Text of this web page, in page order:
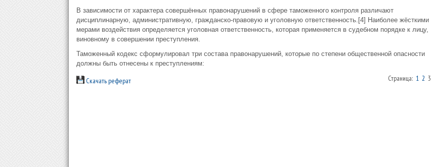
В зависимости от характера совершённых правонарушений в сфере таможенного контроля различают
дисциплинарную, административную, гражданско-правовую и уголовную ответственность.[4] Наиболее жёсткими
мерами воздействия определяется уголовная ответственность, которая применяется в судебном порядке к лицу,
виновному в совершении преступления.
Таможенный кодекс сформулировал три состава правонарушений, которые по степени общественной опасности
должны быть отнесены к преступлениям:
Скачать реферат Страница: 1 2 3